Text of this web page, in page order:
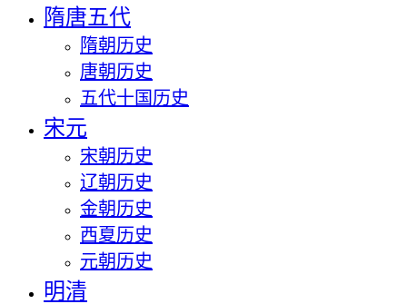
隋唐五代
隋朝历史
唐朝历史
五代十国历史
宋元
宋朝历史
辽朝历史
金朝历史
西夏历史
元朝历史
明清